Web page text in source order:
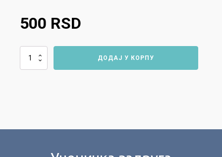
500 RSD
Свежа
ДОДАЈ У КОРПУ